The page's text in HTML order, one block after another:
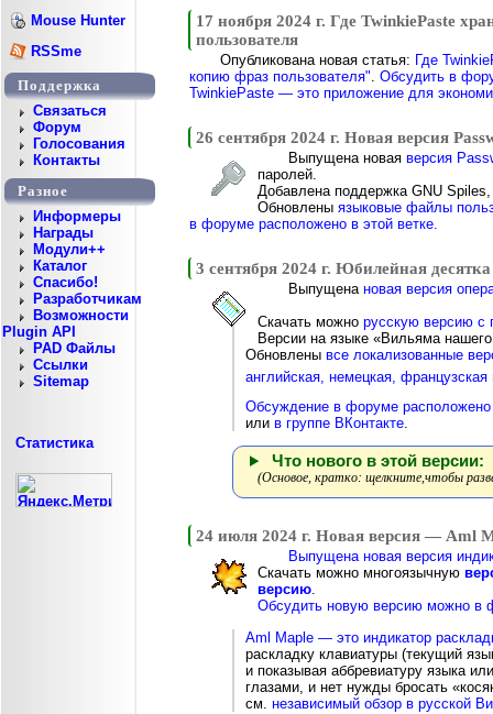
Mouse Hunter
RSSme
Поддержка
Cвязаться
Форум
Голосования
Контакты
Разное
Информеры
Награды
Модули++
Каталог
Спасибо!
Разработчикам
Возможности
Plugin API
PAD Файлы
Ссылки
Sitemap
Статистика
17 ноября 2024 г. Где TwinkiePaste
пользователя
Опубликована новая статья: Где
копию фраз пользователя". Обсудить в
TwinkiePaste — это приложение для
26 сентября 2024 г. Новая версия
Выпущена новая версия
паролей.
Добавлена поддержка GNU
Обновлены языковые файлы
в форуме расположено в этой ветке.
3 сентября 2024 г. Юбилейная
Выпущена новая версия
Скачать можно русскую версию с
Версии на языке «Вильяма
Обновлены все локализованные
английская, немецкая,
Обсуждение в форуме расположено
или в группе ВКонтакте
Что нового в этой версии:
(Основое, кратко: щелкните,чтобы
24 июля 2024 г. Новая версия — Aml
Выпущена новая версия
Скачать можно многоязычную
версию
Обсудить новую версию можно в
Aml Maple — это индикатор
раскладку клавиатуры (текущий
и показывая аббревиатуру языка
глазами, и нет нужды бросать
см. независимый обзор в русской